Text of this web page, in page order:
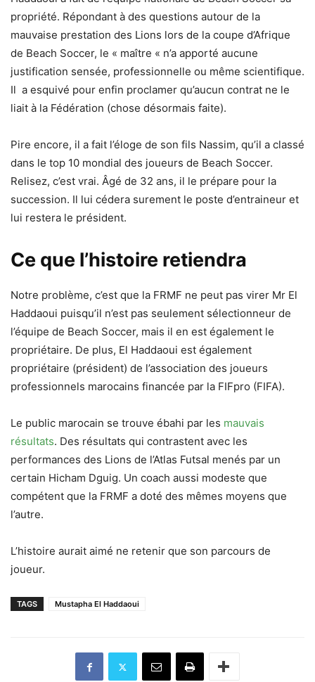
propriété. Répondant à des questions autour de la
mauvaise prestation des Lions lors de la coupe d’Afrique
de Beach Soccer, le « maître « n’a apporté aucune
justification sensée, professionnelle ou même scientifique.
Il a esquivé pour enfin proclamer qu’aucun contrat ne le
liait à la Fédération (chose désormais faite).
Pire encore, il a fait l’éloge de son fils Nassim, qu’il a classé
dans le top 10 mondial des joueurs de Beach Soccer.
Relisez, c’est vrai. Âgé de 32 ans, il le prépare pour la
succession. Il lui cédera surement le poste d’entraineur et
lui restera le président.
Ce que l’histoire retiendra
Notre problème, c’est que la FRMF ne peut pas virer Mr El
Haddaoui puisqu’il n’est pas seulement sélectionneur de
l’équipe de Beach Soccer, mais il en est également le
propriétaire. De plus, El Haddaoui est également
propriétaire (président) de l’association des joueurs
professionnels marocains financée par la FIFpro (FIFA).
Le public marocain se trouve ébahi par les mauvais
résultats. Des résultats qui contrastent avec les
performances des Lions de l’Atlas Futsal menés par un
certain Hicham Dguig. Un coach aussi modeste que
compétent que la FRMF a doté des mêmes moyens que
l’autre.
L’histoire aurait aimé ne retenir que son parcours de
joueur.
TAGS Mustapha El Haddaoui